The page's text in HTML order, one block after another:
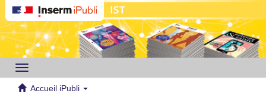
Toggle
navigation
Accueil iPubli